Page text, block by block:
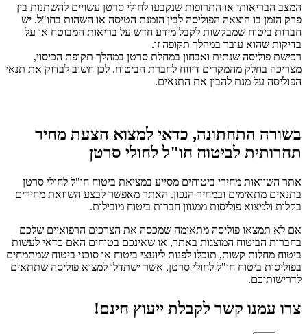
המצב הבריאותי או התרופות שנקבעו לחולי סרטן עשויים להשתנות בין
פרק הזמן בו הוצאה הפוליסה לבין הזמנת הטיסה או השהות בחו"ל. יש
חברות ביטוח שמבקשות לקבל מידע חדש על בריאות המבוטח או על
בדיקות שהוא עובר במהלך תקופה זו.
רכישת פוליסה שנתית ואבחון במחלת סרטן במהלך תקופת הכיסוי,
מצריכה בחלק מהמקרים דיווח לחברת הביטוח. לכן חשוב לבדוק את תנאי
הפוליסה על מנת להבין את התנאים.
בשורה התחתונה, כדאי למצוא הצעת מחיר
תחרותית לביטוח חו"ל לחולי סרטן
אתר השוואות מחירי ביטוחים מסייע במציאת ביטוח חו"ל לחולי סרטן
בתנאים מתאימים ובמחיר הנכון. האתר מאפשר לבצע השוואת מחירים
בקלות ולמצוא פוליסות ממגוון חברות ביטוח מובילות.
אם לא תמצאו פוליסה מתאימה שמכסה את הצרכים הרפואיים שלכם
בחברות הביטוח המוצגות באתר, או שאינכם בטוחים האם כדאי לעשות
ביטוח מחלות קשות, תוכלו לפנות ליועצי ביטוח או סוכני ביטוח שמתמחים
בפוליסות ביטוח חו"ל לחולי סרטן, אשר ישתדלו למצוא פוליסה שתתאים
לדרישותיכם.
צרו עמנו קשר לקבלת ייעוץ חינם!